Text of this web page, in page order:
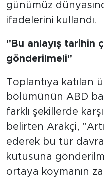
günümüz
ifadelerini kullandı.
"Bu anlayış tarihin
gönderilmeli"
Toplantıya katılan
bölümünün ABD
farklı şekillerde karşı
belirten Arakçi,
ederek bu tür
kutusuna
ortaya koymanın